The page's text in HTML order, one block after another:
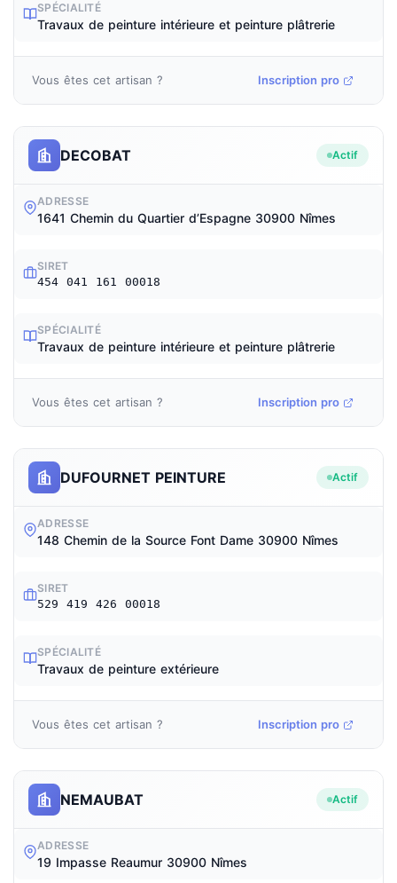
SPÉCIALITÉ
Travaux de peinture intérieure et peinture plâtrerie
Vous êtes cet artisan ? Inscription pro
DECOBAT Actif
ADRESSE
1641 Chemin du Quartier d’Espagne 30900 Nîmes
SIRET
454 041 161 00018
SPÉCIALITÉ
Travaux de peinture intérieure et peinture plâtrerie
Vous êtes cet artisan ? Inscription pro
DUFOURNET PEINTURE Actif
ADRESSE
148 Chemin de la Source Font Dame 30900 Nîmes
SIRET
529 419 426 00018
SPÉCIALITÉ
Travaux de peinture extérieure
Vous êtes cet artisan ? Inscription pro
NEMAUBAT Actif
ADRESSE
19 Impasse Reaumur 30900 Nîmes